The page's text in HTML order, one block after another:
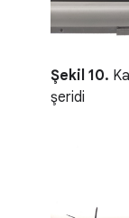
Şekil 10.
şeridi